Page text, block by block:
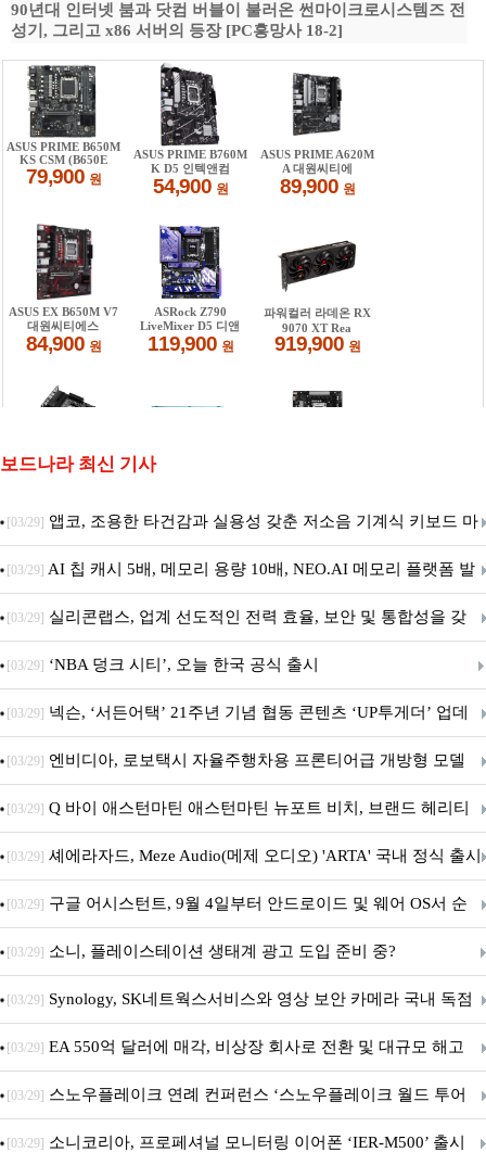
90년대 인터넷 붐과 닷컴 버블이 불러온 썬마이크로시스템즈 전
성기, 그리고 x86 서버의 등장 [PC흥망사 18-2]
보드나라 최신 기사
[03/29] 앱코, 조용한 타건감과 실용성 갖춘 저소음 기계식 키보드 마
우스 세트 'KM580' 출시
[03/29] AI 칩 캐시 5배, 메모리 용량 10배, NEO.AI 메모리 플랫폼 발
표
[03/29] 실리콘랩스, 업계 선도적인 전력 효율, 보안 및 통합성을 갖
춘 초저전력 블루투스 LE SoC ‘BG2B’ 공개
[03/29] ‘NBA 덩크 시티’, 오늘 한국 공식 출시
[03/29] 넥슨, ‘서든어택’ 21주년 기념 협동 콘텐츠 ‘UP투게더’ 업데
이트
[03/29] 엔비디아, 로보택시 자율주행차용 프론티어급 개방형 모델
‘알파마요 2 슈퍼’ 상업적 이용 가능
[03/29] Q 바이 애스턴마틴 애스턴마틴 뉴포트 비치, 브랜드 헤리티
지 담은 ‘헤리티지 에디션 컬렉션’ 공개
[03/29] 셰에라자드, Meze Audio(메제 오디오) 'ARTA' 국내 정식 출시
[03/29] 구글 어시스턴트, 9월 4일부터 안드로이드 및 웨어 OS서 순
차 서비스 종료
[03/29] 소니, 플레이스테이션 생태계 광고 도입 준비 중?
[03/29] Synology, SK네트웍스서비스와 영상 보안 카메라 국내 독점
판매 파트너십 체결
[03/29] EA 550억 달러에 매각, 비상장 회사로 전환 및 대규모 해고
전망
[03/29] 스노우플레이크 연례 컨퍼런스 ‘스노우플레이크 월드 투어
서울’ 개최
[03/29] 소니코리아, 프로페셔널 모니터링 이어폰 ‘IER-M500’ 출시